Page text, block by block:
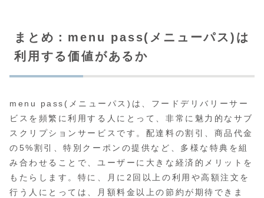
まとめ：menu pass(メニューパス)は
利用する価値があるか
menu pass(メニューパス)は、フードデリバリーサー
ビスを頻繁に利用する人にとって、非常に魅力的なサブ
スクリプションサービスです。配達料の割引、商品代金
の5%割引、特別クーポンの提供など、多様な特典を組
み合わせることで、ユーザーに大きな経済的メリットを
もたらします。特に、月に2回以上の利用や高額注文を
行う人にとっては、月額料金以上の節約が期待できま